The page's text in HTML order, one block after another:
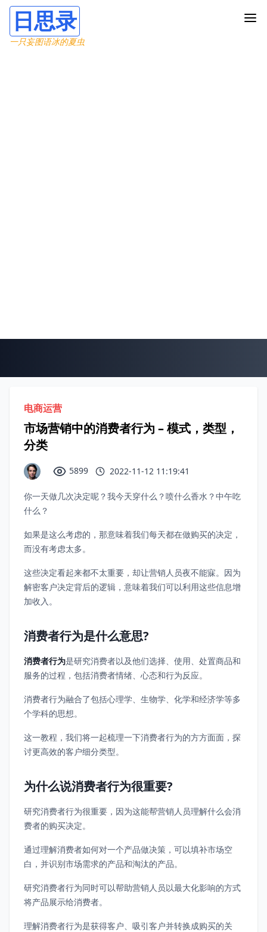
日思录
一只妄图语冰的夏虫
电商运营
市场营销中的消费者行为 – 模式，类型，
分类
5899 2022-11-12 11:19:41
你一天做几次决定呢？我今天穿什么？喷什么香水？中午吃
什么？
如果是这么考虑的，那意味着我们每天都在做购买的决定，
而没有考虑太多。
这些决定看起来都不太重要，却让营销人员夜不能寐。因为
解密客户决定背后的逻辑，意味着我们可以利用这些信息增
加收入。
消费者行为是什么意思?
消费者行为是研究消费者以及他们选择、使用、处置商品和
服务的过程，包括消费者情绪、心态和行为反应。
消费者行为融合了包括心理学、生物学、化学和经济学等多
个学科的思想。
这一教程，我们将一起梳理一下消费者行为的方方面面，探
讨更高效的客户细分类型。
为什么说消费者行为很重要?
研究消费者行为很重要，因为这能帮营销人员理解什么会消
费者的购买决定。
通过理解消费者如何对一个产品做决策，可以填补市场空
白，并识别市场需求的产品和淘汰的产品。
研究消费者行为同时可以帮助营销人员以最大化影响的方式
将产品展示给消费者。
理解消费者行为是获得客户、吸引客户并转换成购买的关